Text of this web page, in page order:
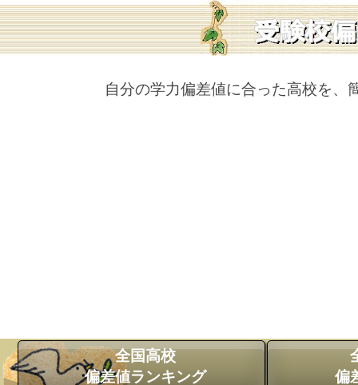
自分の学力偏差値に合った高校を、
全国高校
偏差値ランキング
偏